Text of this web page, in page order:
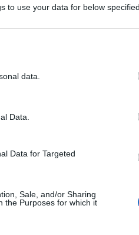
to use your data for below
data.
Data.
Data for Targeted
Sale, and/or Sharing
the Purposes for which it
δραστηριότητες,
κοινωνία πολιτών,
αναγνωρισμένους
της οικοδέσποινας
η υφυπουργός